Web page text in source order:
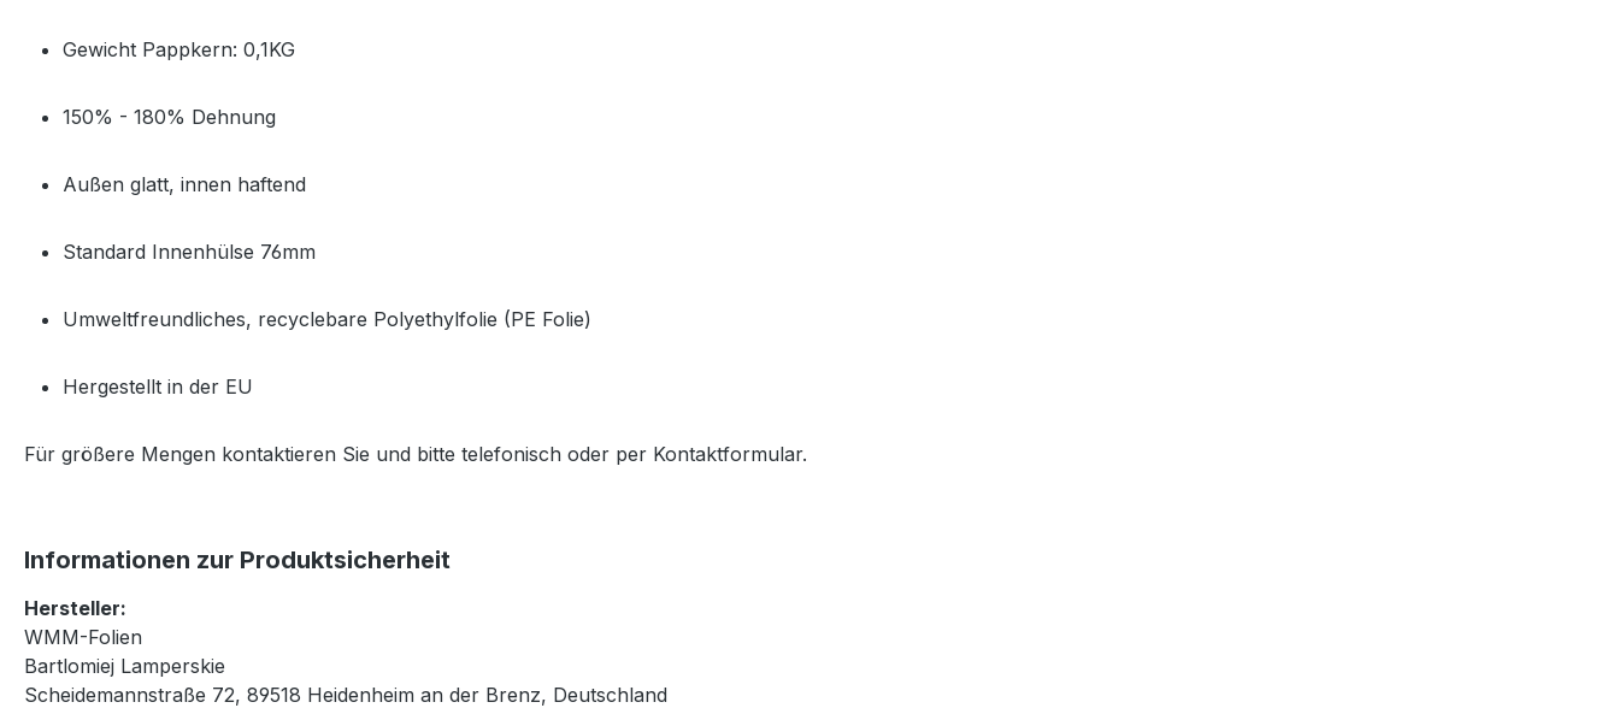
Gewicht Pappkern: 0,1KG
150% - 180% Dehnung
Außen glatt, innen haftend
Standard Innenhülse 76mm
Umweltfreundliches, recyclebare Polyethylfolie (PE Folie)
Hergestellt in der EU
Für größere Mengen kontaktieren Sie und bitte telefonisch oder per Kontaktformular.
Informationen zur Produktsicherheit
Hersteller:
WMM-Folien
Bartlomiej Lamperskie
Scheidemannstraße 72, 89518 Heidenheim an der Brenz, Deutschland